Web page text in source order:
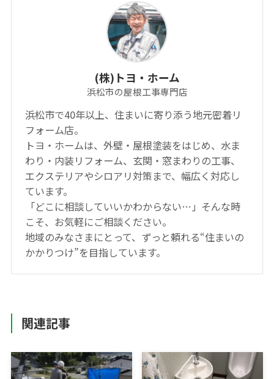
(株)トヨ・ホーム
浜松市の屋根工事専門店
浜松市で40年以上、住まいに寄り添う地元密着リ
フォーム店。
トヨ・ホームは、外壁・屋根塗装をはじめ、水ま
わり・内装リフォーム、玄関・窓まわりの工事、
エクステリアやシロアリ対策まで、幅広く対応し
ています。
「どこに相談していいかわからない…」そんな時
こそ、お気軽にご相談ください。
地域のみなさまにとって、ずっと頼れる“住まいの
かかりつけ”を目指しています。
関連記事